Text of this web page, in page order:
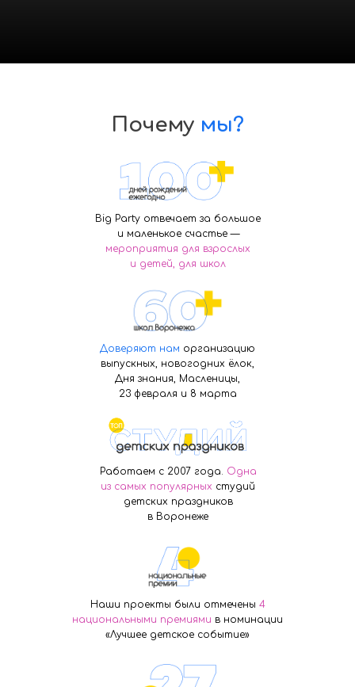
Почему мы?
Наши проекты были отмечены 4
национальными премиями в номинации
«Лучшее детское событие»
Работаем с 2007 года. Одна
из самых популярных студий
детских праздников
в Воронеже
Big Party отвечает за большое
и маленькое счастье —
мероприятия для взрослых
и детей, для школ
Доверяют нам организацию
выпускных, новогодних ёлок,
Дня знания, Масленицы,
23 февраля и 8 марта